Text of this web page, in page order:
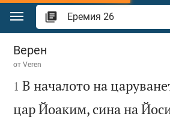
Преминете към съдържанието
Еремия 26
Верен
отVeren

1 В началото на
цар Йоаким, сина на